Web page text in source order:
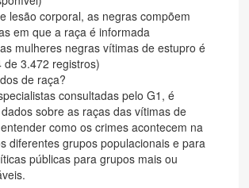
lesão corporal, as negras compõem
em que a raça é informada
mulheres negras vítimas de estupro é
de 3.472 registros)
de raça?
consultadas pelo G1, é
sobre as raças das vítimas de
como os crimes acontecem na
diferentes grupos populacionais e para
públicas para grupos mais ou